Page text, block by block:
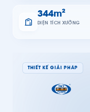
536m²
DIỆN TÍCH XƯỞNG
THIẾT KẾ GIẢI PHÁP